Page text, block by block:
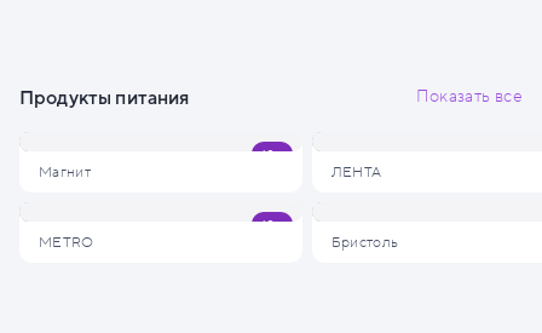
Продукты питания Показать все
Магнит
METRO
ЛЕНТА
Бристоль